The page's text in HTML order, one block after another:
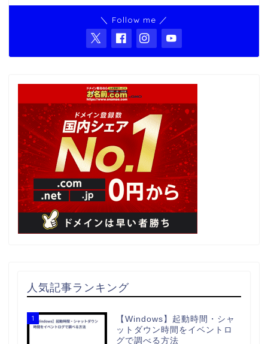
＼ Follow me ／
人気記事ランキング
1
【Windows】起動時間・シャ
ットダウン時間をイベントロ
グで調べる方法